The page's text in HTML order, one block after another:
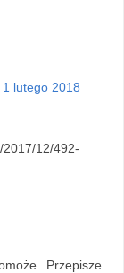
1 lutego 2018
2017/12/492-
Przepisze